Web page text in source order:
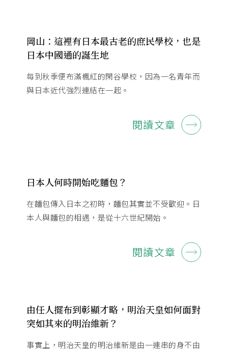
岡山：這裡有日本最古老的庶民學校，也是
日本中國通的誕生地
每到秋季便布滿楓紅的閑谷學校，因為一名青年而
與日本近代強烈連結在一起。
閱讀文章
日本人何時開始吃麵包？
在麵包傳入日本之初時，麵包其實並不受歡迎。日
本人與麵包的相遇，是從十六世紀開始。
閱讀文章
由任人擺布到彰顯才略，明治天皇如何面對
突如其來的明治維新？
事實上，明治天皇的明治維新是由一連串的身不由